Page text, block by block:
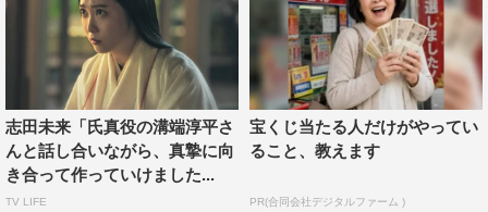
義元公の理想を、大きなリスクを背負ってでも自分と家康
と瀬名でかなえることが、価値のあるものと氏真は考えた
のだと思います。
志田未来「氏真役の溝端淳平さ
んと話し合いながら、真摯に向
き合って作っていけました...
TV LIFE
宝くじ当たる人だけがやってい
ること、教えます
PR(合同会社デジタルファーム )